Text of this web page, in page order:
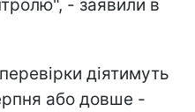
- заявили в
діятимуть
або довше -